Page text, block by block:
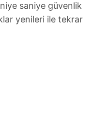
saniye güvenlik
yenileri ile tekrar